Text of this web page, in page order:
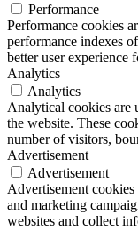
Performance
Performance cookies
performance indexes
better user experience
Analytics
Analytics
Analytical cookies are
the website. These
number of visitors,
Advertisement
Advertisement
Advertisement
and marketing
websites and collect